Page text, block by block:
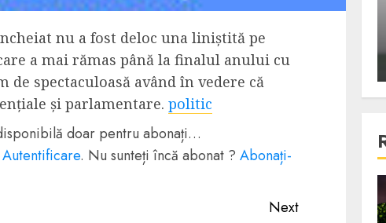
nu a fost deloc una liniștită pe
a mai rămas până la finalul anului cu
de spectaculoasă având în vedere că
și parlamentare. politic
doar pentru abonați…
Autentificare. Nu sunteți încă abonat ? Abonați-
Next
2023
publicului si criticilor
ALEXANDRU S. DECEMBER 6, 2023